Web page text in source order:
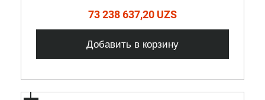
73 238 637,20 UZS
Добавить в корзину